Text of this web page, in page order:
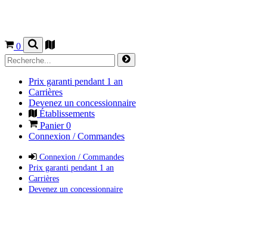
0
Prix garanti pendant 1 an
Carrières
Devenez un concessionnaire
Établissements
Panier0
Connexion / Commandes
Connexion / Commandes
Prix garanti pendant 1 an
Carrières
Devenez un concessionnaire